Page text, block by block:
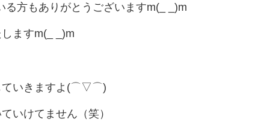
る方もありがとうございますm(_ _)m
ますm(_ _)m
ていきますよ(⌒▽⌒)
いけてません（笑）